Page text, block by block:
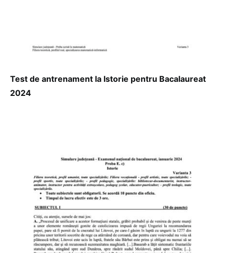
Test de antrenament la Istorie pentru Bacalaureat
2024